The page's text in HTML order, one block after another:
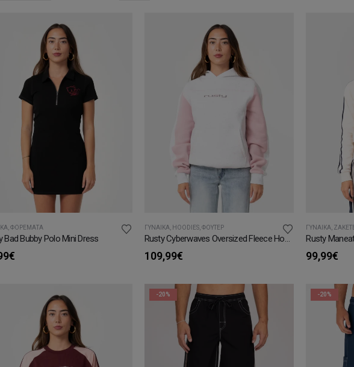
ΦΟΡΈΜΑΤΑ
Bad Bubby Polo Mini Dress
€
ΓΥΝΑΊΚΑ ΗOODIES, ΦΟΎΤΕΡ
109,99€
ΓΥΝΑΊΚΑ
99,99€
-20% -20%